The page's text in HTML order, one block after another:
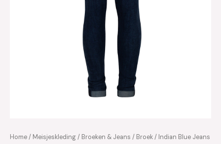
Home/ Meisjeskleding/ Broeken & Jeans / Broek/ Indian Blue Jeans